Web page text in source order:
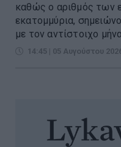
καθώς ο αριθμός των
εκατομμύρια,
με τον αντίστοιχο μήνα
14:45 | 05 Αυγούστου